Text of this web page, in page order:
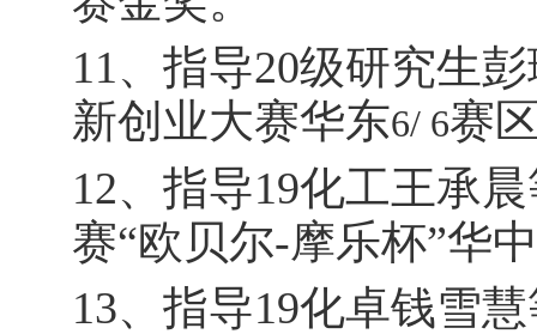
11、指导20级研究生
新创业大赛华东6/ 6赛
12、 指导19化工王承
赛“欧贝尔-摩乐杯”华
13、指导19化卓钱雪